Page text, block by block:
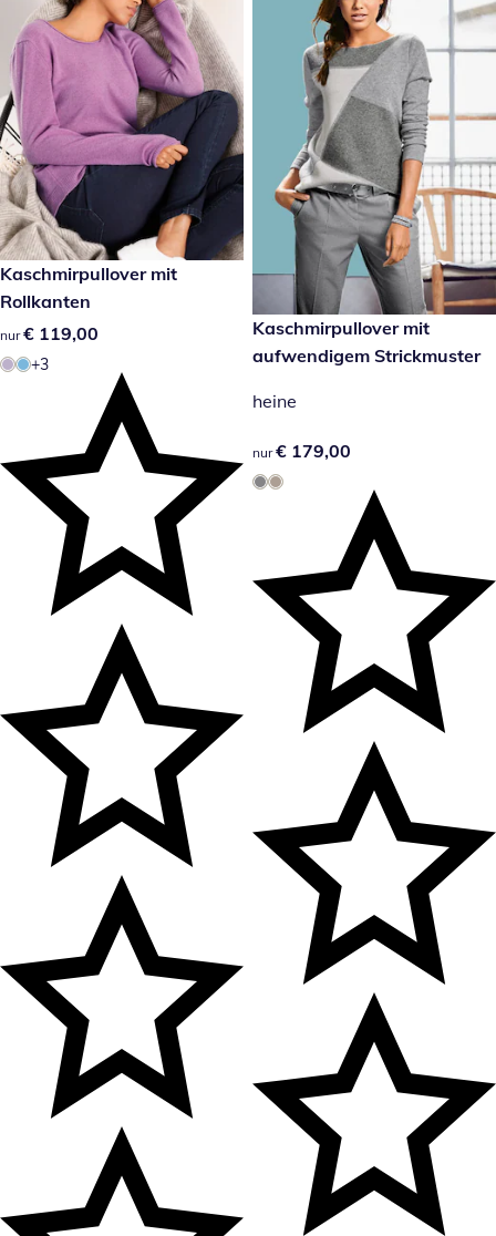
€ 119,00
Kaschmirpullover mit
Rollkanten
€ 119,00
nur € 119,00
+3
€ 179,00
Kaschmirpullover mit
aufwendigem Strickmuster
heine
€ 179,00
nur € 179,00